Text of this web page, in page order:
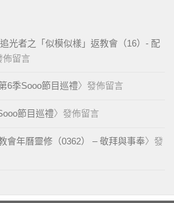
光者之「似模似樣」返教會（16）- 配
佈留言
6季Sooo節目巡禮〉發佈留言
節目巡禮〉發佈留言
會年曆靈修（0362） – 敬拜與事奉〉發